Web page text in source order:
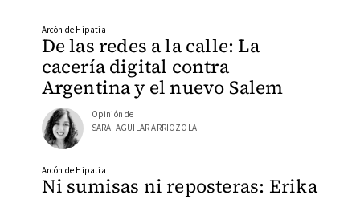
De las redes a la calle: La
cacería digital contra
Argentina y el nuevo Salem
Arcón de Hipatia
Opinión de
SARAI AGUILAR ARRIOZOLA
Ni sumisas ni reposteras: Erika
Arcón de Hipatia